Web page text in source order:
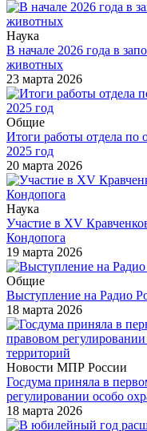
Наука
В начале 2026 года в
животных
23 марта 2026
Общие
Итоги работы отдела по
2025 год
20 марта 2026
Наука
Участие в XV
Кондопога
19 марта 2026
Общие
Выступление на Радио
18 марта 2026
Новости МПР России
Госдума приняла в
регулировании особо
18 марта 2026